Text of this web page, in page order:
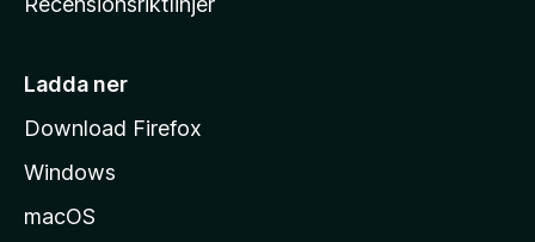
m
i
a
Ladda ner
Download Firefox
Windows
macOS